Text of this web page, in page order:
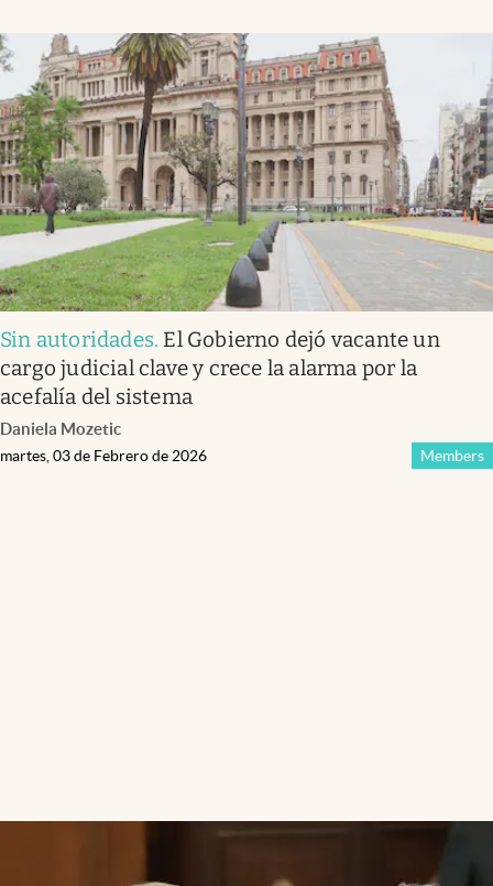
Sin autoridades. El Gobierno dejó vacante un
cargo judicial clave y crece la alarma por la
acefalía del sistema
Daniela Mozetic
Members
martes, 03 de Febrero de 2026